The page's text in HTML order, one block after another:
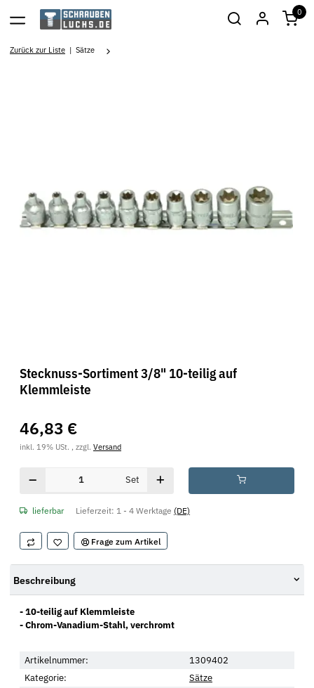
0
Zurück zur Liste Sätze
Stecknuss-Sortiment 3/8" 10-teilig auf
Klemmleiste
46,83 €
inkl. 19% USt. , zzgl. Versand
Set
lieferbar Lieferzeit: 1 - 4 Werktage (DE)
Frage zum Artikel
Beschreibung
- 10-teilig auf Klemmleiste
- Chrom-Vanadium-Stahl, verchromt
Artikelnummer:
1309402
Kategorie:
Sätze